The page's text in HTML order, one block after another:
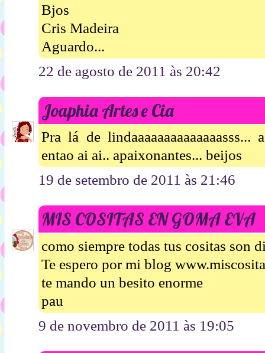
Bjos
Cris Madeira
Aguardo...
22 de agosto de 2011 às 20:42
Joaphia Artes e Cia
Pra lá de
entao ai ai.. apaixonantes... beijos
19 de setembro de 2011 às 21:46
MIS COSITAS EN GOMA EVA
como siempre todas tus cositas son
Te espero por mi blog
te mando un besito enorme
pau
9 de novembro de 2011 às 19:05